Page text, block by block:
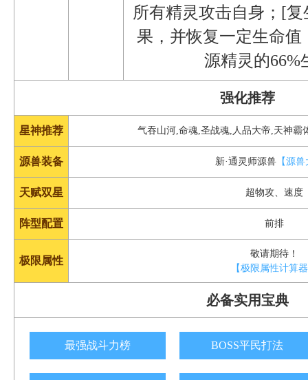
所有精灵攻击自身；[
果，并恢复一定生命
源精灵的66%
强化推荐
星神推荐 气吞山河,命魂,圣战魂,人品大帝,天神霸
源兽装备 新·通灵师源兽 【源
天赋双星 超物攻、速度
阵型配置 前排
极限属性
敬请期待！
【极限属性计算
必备实用宝典
最强战斗力榜 BOSS平民打法